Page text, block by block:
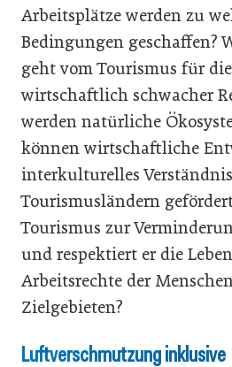
Arbeitsplätze werden zu
Bedingungen geschaffen?
geht vom Tourismus für
wirtschaftlich schwacher
werden natürliche
können wirtschaftliche
interkulturelles
Tourismusländern
Tourismus zur
und respektiert er die
Arbeitsrechte der
Zielgebieten?
Luftverschmutzung inklusive